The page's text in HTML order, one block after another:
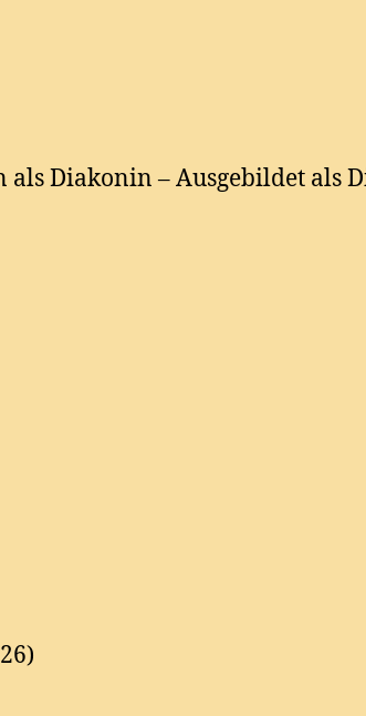
als Diakonin – Ausgebildet als